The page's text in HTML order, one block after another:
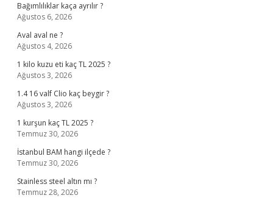
Bağımlılıklar kaça ayrılır ?
Ağustos 6, 2026
Aval aval ne ?
Ağustos 4, 2026
1 kilo kuzu eti kaç TL 2025 ?
Ağustos 3, 2026
1.4 16 valf Clio kaç beygir ?
Ağustos 3, 2026
1 kurşun kaç TL 2025 ?
Temmuz 30, 2026
İstanbul BAM hangi ilçede ?
Temmuz 30, 2026
Stainless steel altın mı ?
Temmuz 28, 2026